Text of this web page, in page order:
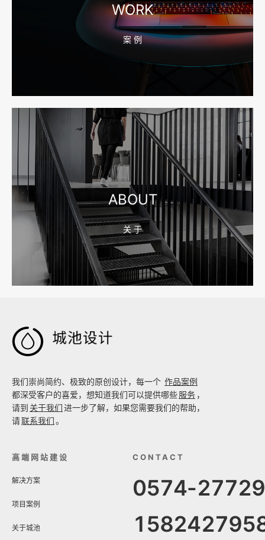
宁波网站建设报价怎么看？合同、源码和后台要先写清
2026-08-04 17:55:09
宁波制造业网站建设公司怎么选？先看产品询盘字段
2026-08-02 17:58:44
工厂短视频拍摄后，怎样放进官网帮助客户判断实力
WORK
案 例
ABOUT
关 于

我们崇尚简约、极致的原创设计，每一个 作品案例
都深受客户的喜爱，想知道我们可以提供哪些服务 ，
请到 关于我们进一步了解，如果您需要我们的帮助，
请联系我们。
高端网站建设
解决方案
项目案例
关于城池
CONTACT
0574-